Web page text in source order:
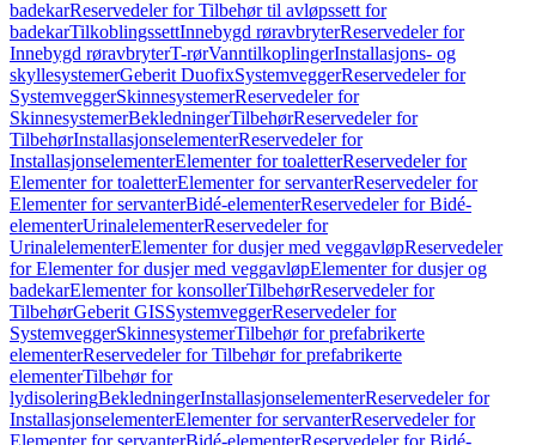
badekarReservedeler for Tilbehør til avløpssett for
badekarTilkoblingssettInnebygd røravbryterReservedeler for
Innebygd røravbryterT-rørVanntilkoplingerInstallasjons- og
skyllesystemerGeberit DuofixSystemveggerReservedeler for
SystemveggerSkinnesystemerReservedeler for
SkinnesystemerBekledningerTilbehørReservedeler for
TilbehørInstallasjonselementerReservedeler for
InstallasjonselementerElementer for toaletterReservedeler for
Elementer for toaletterElementer for servanterReservedeler for
Elementer for servanterBidé-elementerReservedeler for Bidé-
elementerUrinalelementerReservedeler for
UrinalelementerElementer for dusjer med veggavløpReservedeler
for Elementer for dusjer med veggavløpElementer for dusjer og
badekarElementer for konsollerTilbehørReservedeler for
TilbehørGeberit GISSystemveggerReservedeler for
SystemveggerSkinnesystemerTilbehør for prefabrikerte
elementerReservedeler for Tilbehør for prefabrikerte
elementerTilbehør for
lydisoleringBekledningerInstallasjonselementerReservedeler for
InstallasjonselementerElementer for servanterReservedeler for
Elementer for servanterBidé-elementerReservedeler for Bidé-